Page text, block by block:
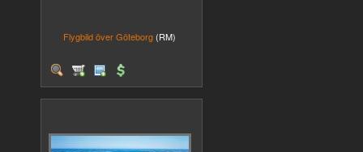
Flygbild över Göteborg (RM)